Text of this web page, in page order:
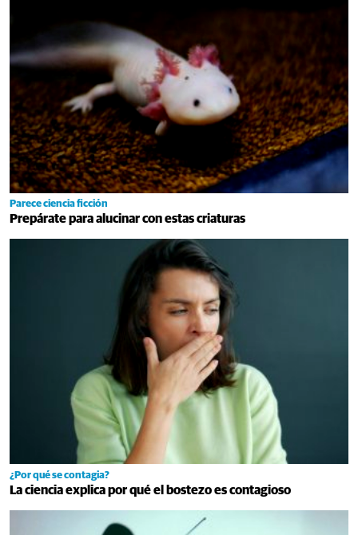
Parece ciencia ficción
Prepárate para alucinar con estas criaturas
¿Por qué se contagia?
La ciencia explica por qué el bostezo es contagioso